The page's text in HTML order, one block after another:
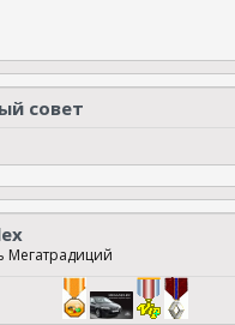
совет
Мегатрадиций